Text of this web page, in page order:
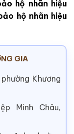
hộ nhãn hiệu
hộ nhãn hiệu
GIA
Khương
Minh Châu,